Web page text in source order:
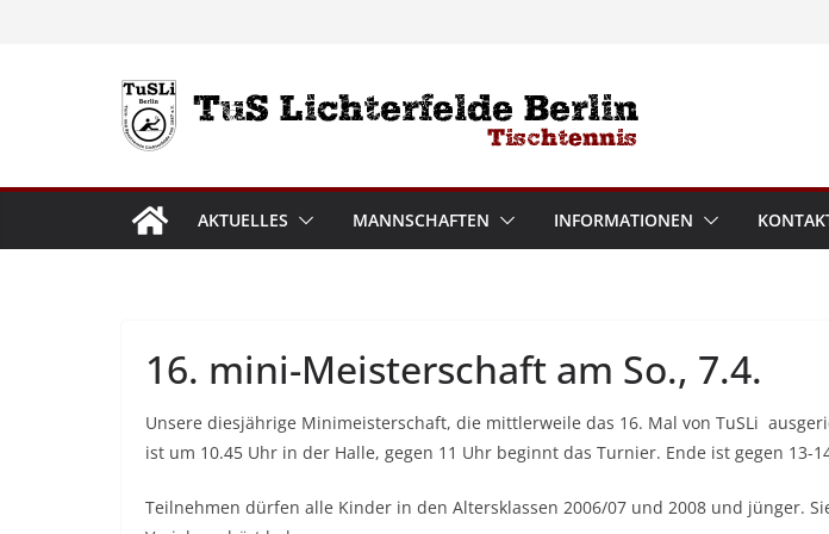
AKTUELLES MANNSCHAFTEN INFORMATIONEN
16. mini-Meisterschaft am So., 7.4.
Unsere diesjährige Minimeisterschaft, die mittlerweile das 16. Mal von TuSLi
ist um 10.45 Uhr in der Halle, gegen 11 Uhr beginnt das Turnier. Ende ist gegen 13-
Teilnehmen dürfen alle Kinder in den Altersklassen 2006/07 und 2008 und jünger.